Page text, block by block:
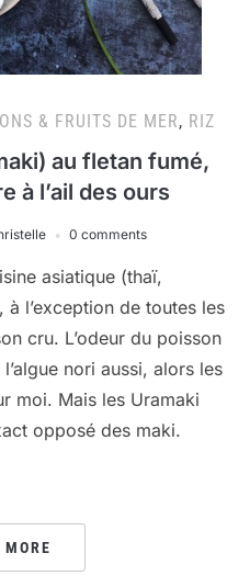
& FRUITS DE MER, RIZ
au fletan fumé,
à l’ail des ours
0 comments
asiatique (thaï,
l’exception de toutes les
cru. L’odeur du poisson
nori aussi, alors les
moi. Mais les Uramaki
opposé des maki.
MORE